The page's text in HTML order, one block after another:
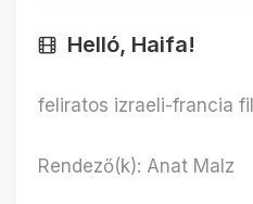
Helló, Haifa!
feliratos izraeli-francia
Rendező(k): Anat Malz